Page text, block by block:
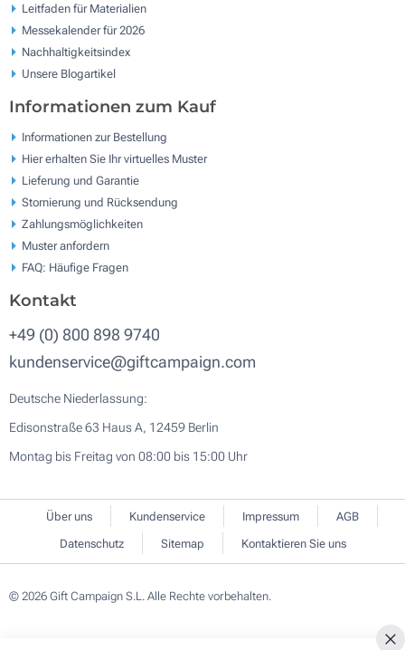
Leitfaden für Materialien
Messekalender für 2026
Nachhaltigkeitsindex
Unsere Blogartikel
Informationen zum Kauf
Informationen zur Bestellung
Hier erhalten Sie Ihr virtuelles Muster
Lieferung und Garantie
Stornierung und Rücksendung
Zahlungsmöglichkeiten
Muster anfordern
FAQ: Häufige Fragen
Kontakt
+49 (0) 800 898 9740
kundenservice@giftcampaign.com
Deutsche Niederlassung:
Edisonstraße 63 Haus A, 12459 Berlin
Montag bis Freitag von 08:00 bis 15:00 Uhr
Über uns Kundenservice Impressum
AGB
Datenschutz
Sitemap Kontaktieren Sie uns
© 2026 Gift Campaign S.L. Alle Rechte vorbehalten.